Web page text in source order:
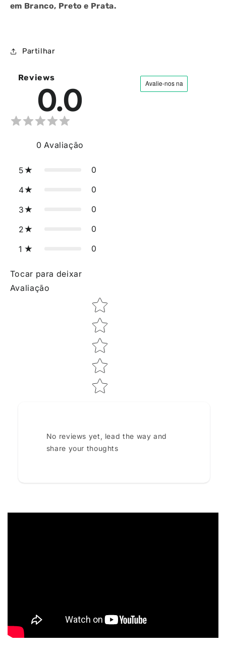
em Branco, Preto e Prata.
Partilhar
Reviews
0.0
0 Avaliação
5 0
4 0
3 0
2 0
1 0
Tocar para deixar
Avaliação
Star rating
No reviews yet, lead the way and
share your thoughts